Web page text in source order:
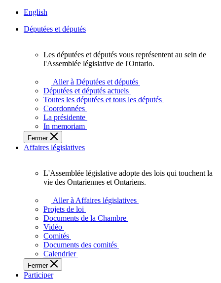
English
Députées et députés
députés
vous
représentent
sein
de
l'Assemblée
législative
l'Ontario.
Les députées et députés vous représentent au sein de
l'Assemblée législative de l'Ontario.
Aller à Députées et députés
Députées et députés actuels
Toutes les députées et tous les députés
Coordonnées
La présidente
In memoriam
Fermer
Affaires législatives
L'Assemblée
adopte
touchent
des
Ontariennes
et
L'Assemblée législative adopte des lois qui touchent la
vie des Ontariennes et Ontariens.
Aller à Affaires législatives
Projets de loi
Documents de la Chambre
Vidéo
Comités
Documents des comités
Calendrier
Fermer
Participer